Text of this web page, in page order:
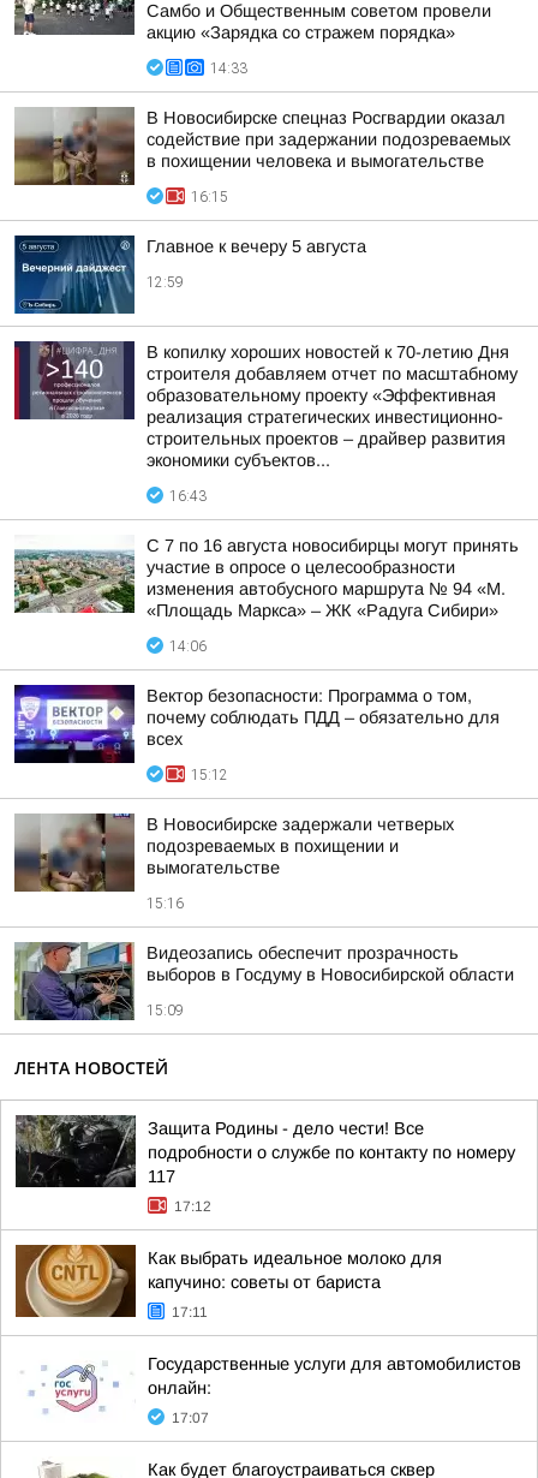
Самбо и Общественным советом провели
акцию «Зарядка со стражем порядка»
14:33
В Новосибирске спецназ Росгвардии оказал
содействие при задержании подозреваемых
в похищении человека и вымогательстве
16:15
Главное к вечеру 5 августа
12:59
В копилку хороших новостей к 70-летию Дня
строителя добавляем отчет по масштабному
образовательному проекту «Эффективная
реализация стратегических инвестиционно-
строительных проектов – драйвер развития
экономики субъектов...
16:43
С 7 по 16 августа новосибирцы могут принять
участие в опросе о целесообразности
изменения автобусного маршрута № 94 «М.
«Площадь Маркса» – ЖК «Радуга Сибири»
14:06
Вектор безопасности: Программа о том,
почему соблюдать ПДД – обязательно для
всех
15:12
В Новосибирске задержали четверых
подозреваемых в похищении и
вымогательстве
15:16
Видеозапись обеспечит прозрачность
выборов в Госдуму в Новосибирской области
15:09
ЛЕНТА НОВОСТЕЙ
Защита Родины - дело чести! Все
подробности о службе по контакту по номеру
117
17:12
Как выбрать идеальное молоко для
капучино: советы от бариста
17:11
Государственные услуги для автомобилистов
онлайн:
17:07
Как будет благоустраиваться сквер